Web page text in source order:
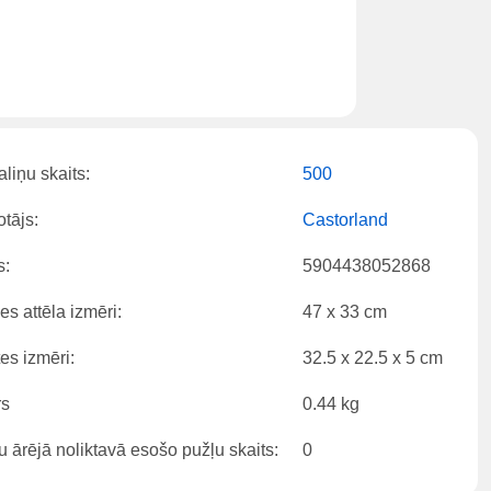
skaits: 500
Castorland
5904438052868
attēla izmēri: 47 x 33 cm
izmēri: 32.5 x 22.5 x 5 cm
0.44 kg
ārējā noliktavā esošo pužļu skaits: 0